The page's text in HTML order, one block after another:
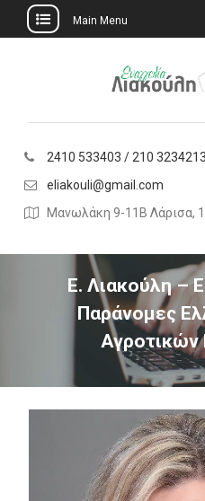
Main Menu
2410 533403 / 210 3234213
eliakouli@gmail.com
Μανωλάκη 9-11Β Λάρισα,
Ε. Λιακούλη –
Παράνομες
Αγροτικών